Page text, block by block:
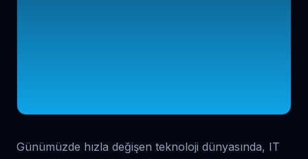
Günümüzde hızla değişen teknoloji dünyasında, IT